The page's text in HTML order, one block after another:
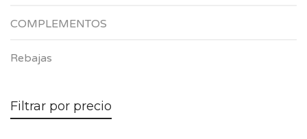
COMPLEMENTOS
Rebajas
Filtrar por precio